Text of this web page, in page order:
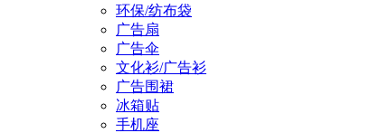
环保/纺布袋
广告扇
广告伞
文化衫/广告衫
广告围裙
冰箱贴
手机座